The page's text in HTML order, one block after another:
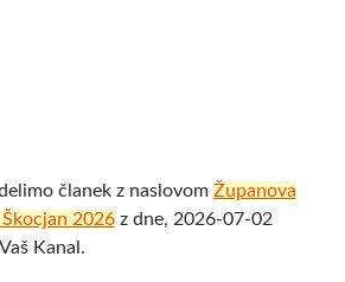
članek z naslovom Županova
2026z dne, 2026-07-02
Kanal.